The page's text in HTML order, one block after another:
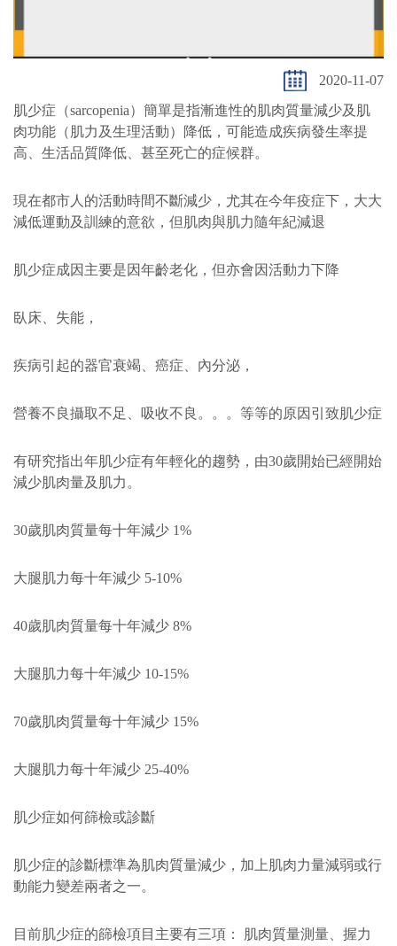
2020-11-07
肌少症（sarcopenia）簡單是指漸進性的肌肉質量減少及肌
肉功能（肌力及生理活動）降低，可能造成疾病發生率提
高、生活品質降低、甚至死亡的症候群。
現在都市人的活動時間不斷減少，尤其在今年疫症下，大大
減低運動及訓練的意欲，但肌肉與肌力隨年紀減退
肌少症成因主要是因年齡老化，但亦會因活動力下降
臥床、失能，
疾病引起的器官衰竭、癌症、內分泌，
營養不良攝取不足、吸收不良。。。等等的原因引致肌少症
有研究指出年肌少症有年輕化的趨勢，由30歲開始已經開始
減少肌肉量及肌力。
30歲肌肉質量每十年減少 1%
大腿肌力每十年減少 5-10%
40歲肌肉質量每十年減少 8%
大腿肌力每十年減少 10-15%
70歲肌肉質量每十年減少 15%
大腿肌力每十年減少 25-40%
肌少症如何篩檢或診斷
肌少症的診斷標準為肌肉質量減少，加上肌肉力量減弱或行
動能力變差兩者之一。
目前肌少症的篩檢項目主要有三項： 肌肉質量測量、握力